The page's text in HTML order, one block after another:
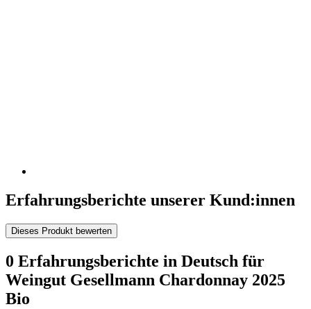
Erfahrungsberichte unserer Kund:innen
Dieses Produkt bewerten
0 Erfahrungsberichte in Deutsch für
Weingut Gesellmann Chardonnay 2025
Bio